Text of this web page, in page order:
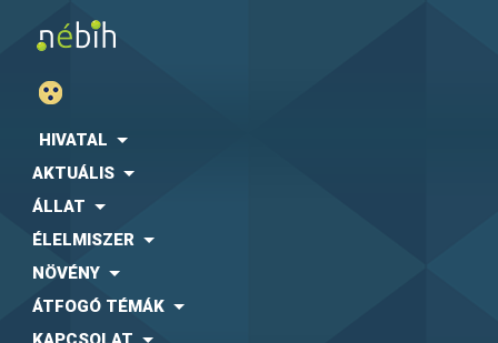
HIVATAL
AKTUÁLIS
ÁLLAT
ÉLELMISZER
NÖVÉNY
ÁTFOGÓ TÉMÁK